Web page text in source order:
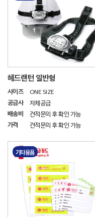
헤드랜턴 일반형
사이즈 ONE SIZE
공급사 자체공급
배송비 견적문의 후 확인 가능
가격 견적문의 후 확인 가능
기타용품